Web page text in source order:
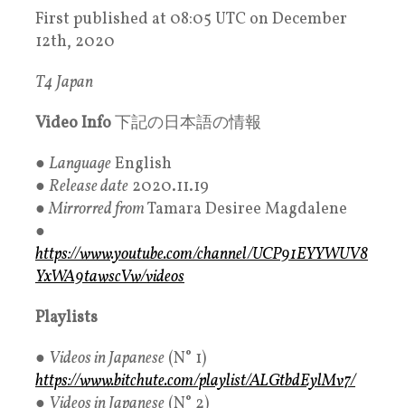
First published at 08:05 UTC on December
12th, 2020
T4 Japan
Video Info下記の日本語の情報
● LanguageEnglish
● Release date 2020.11.19
●Mirrorred fromTamara Desiree Magdalene
●
https://www.youtube.com/channel/UCP91EYYWUV8
YxWA9tawscVw/videos
Playlists
● Videos in Japanese (N° 1)
https://www.bitchute.com/playlist/ALGtbdEylMv7/